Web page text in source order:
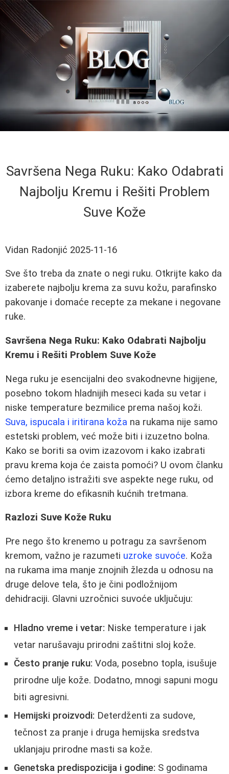
Savršena Nega Ruku: Kako Odabrati
Najbolju Kremu i Rešiti Problem
Suve Kože
Vidan Radonjić 2025-11-16
Sve što treba da znate o negi ruku. Otkrijte kako da
izaberete najbolju krema za suvu kožu, parafinsko
pakovanje i domaće recepte za mekane i negovane
ruke.
Savršena Nega Ruku: Kako Odabrati Najbolju
Kremu i Rešiti Problem Suve Kože
Nega ruku je esencijalni deo svakodnevne higijene,
posebno tokom hladnijih meseci kada su vetar i
niske temperature bezmilice prema našoj koži.
Suva, ispucala i iritirana koža na rukama nije samo
estetski problem, već može biti i izuzetno bolna.
Kako se boriti sa ovim izazovom i kako izabrati
pravu krema koja će zaista pomoći? U ovom članku
ćemo detaljno istražiti sve aspekte nege ruku, od
izbora kreme do efikasnih kućnih tretmana.
Razlozi Suve Kože Ruku
Pre nego što krenemo u potragu za savršenom
kremom, važno je razumeti uzroke suvoće. Koža
na rukama ima manje znojnih žlezda u odnosu na
druge delove tela, što je čini podložnijom
dehidraciji. Glavni uzročnici suvoće uključuju:
Hladno vreme i vetar: Niske temperature i jak
vetar narušavaju prirodni zaštitni sloj kože.
Često pranje ruku: Voda, posebno topla, isušuje
prirodne ulje kože. Dodatno, mnogi sapuni mogu
biti agresivni.
Hemijski proizvodi: Deterdženti za sudove,
tečnost za pranje i druga hemijska sredstva
uklanjaju prirodne masti sa kože.
Genetska predispozicija i godine: S godinama